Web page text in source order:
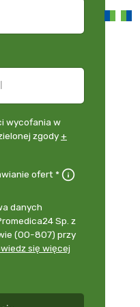
wycofania w
zgody+
ofert *
danych
Sp. z
(00-807) przy
się więcej